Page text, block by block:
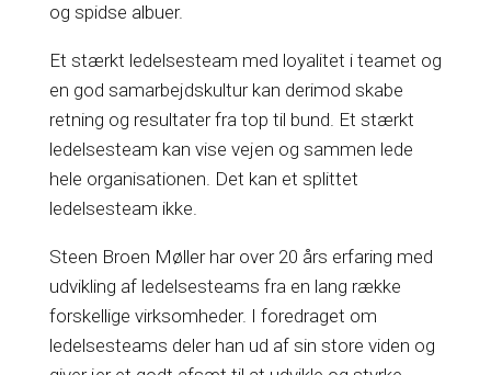
og spidse albuer.
Et stærkt ledelsesteam med loyalitet i teamet og
en god samarbejdskultur kan derimod skabe
retning og resultater fra top til bund. Et stærkt
ledelsesteam kan vise vejen og sammen lede
hele organisationen. Det kan et splittet
ledelsesteam ikke.
Steen Broen Møller har over 20 års erfaring med
udvikling af ledelsesteams fra en lang række
forskellige virksomheder. I foredraget om
ledelsesteams deler han ud af sin store viden og